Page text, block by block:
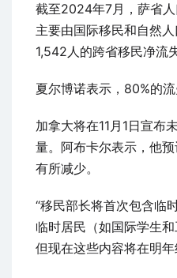
截至2024年7月，萨省
主要由国际移民和自然
1,542人的跨省移民净流
夏尔博诺表示，80%的
加拿大将在11月1日宣布
量。阿布卡尔表示，他
有所减少。
“移民部长将首次包含临
临时居民（如国际学生
但现在这些内容将在明年